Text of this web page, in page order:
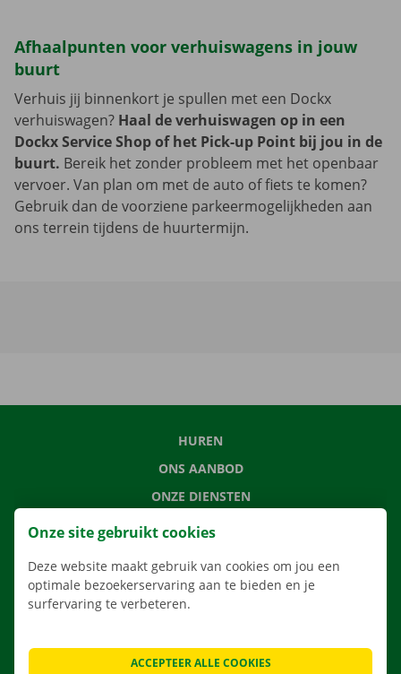
Afhaalpunten voor verhuiswagens in jouw
buurt
Verhuis jij binnenkort je spullen met een Dockx
verhuiswagen? Haal de verhuiswagen op in een
Dockx Service Shop of het Pick-up Point bij jou in de
buurt. Bereik het zonder probleem met het openbaar
vervoer. Van plan om met de auto of fiets te komen?
Gebruik dan de voorziene parkeermogelijkheden aan
ons terrein tijdens de huurtermijn.
HUREN
ONS AANBOD
ONZE DIENSTEN
LOCATIES
VERHUISOPLOSSINGEN
CONTACTEER ONS
Onze site gebruikt cookies
Deze website maakt gebruik van cookies om jou een
optimale bezoekerservaring aan te bieden en je
surfervaring te verbeteren.
ACCEPTEER ALLE COOKIES